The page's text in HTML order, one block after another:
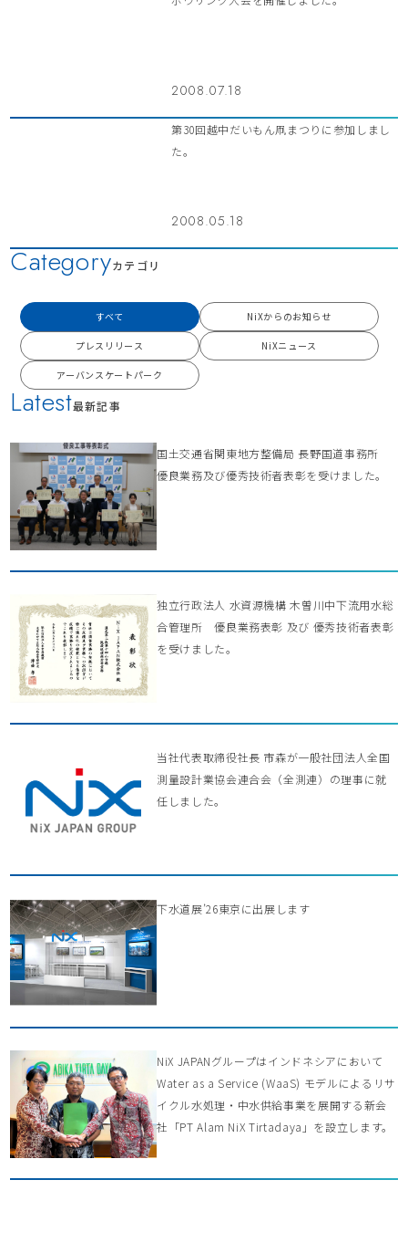
2008.07.18
第30回越中だいもん凧まつりに参加しまし
た。
2008.05.18
Latest最新記事
国土交通省関東地方整備局 長野国道事務所
優良業務及び優秀技術者表彰を受けました。
独立行政法人 水資源機構 木曽川中下流用水総
合管理所 優良業務表彰 及び 優秀技術者表彰
を受けました。
当社代表取締役社長 市森が一般社団法人全国
測量設計業協会連合会（全測連）の理事に就
任しました。
下水道展’26東京に出展します
NiX JAPANグループはインドネシアにおいて
Water as a Service (WaaS) モデルによるリサ
イクル水処理・中水供給事業を展開する新会
社「PT Alam NiX Tirtadaya」を設立します。
Categoryカテゴリ
すべて NiXからのお知らせ
プレスリリース NiXニュース
アーバンスケートパーク